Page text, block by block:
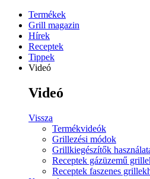
Termékek
Grill magazin
Hírek
Receptek
Tippek
Videó
Videó
Vissza
Termékvideók
Grillezési módok
Grillkiegészítők
Receptek gázüzemű
Receptek faszenes